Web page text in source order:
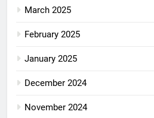
March 2025
February 2025
January 2025
December 2024
November 2024